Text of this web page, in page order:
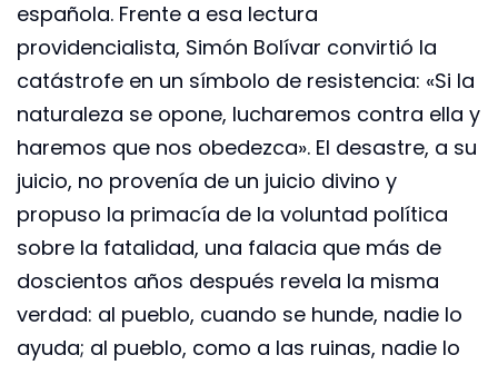
española. Frente a esa lectura
providencialista, Simón Bolívar convirtió la
catástrofe en un símbolo de resistencia: «Si la
naturaleza se opone, lucharemos contra ella y
haremos que nos obedezca». El desastre, a su
juicio, no provenía de un juicio divino y
propuso la primacía de la voluntad política
sobre la fatalidad, una falacia que más de
doscientos años después revela la misma
verdad: al pueblo, cuando se hunde, nadie lo
ayuda; al pueblo, como a las ruinas, nadie lo